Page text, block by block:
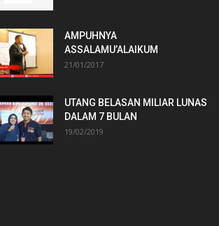
AMPUHNYA
ASSALAMU’ALAIKUM
21/01/2017
UTANG BELASAN MILIAR LUNAS
DALAM 7 BULAN
19/02/2019